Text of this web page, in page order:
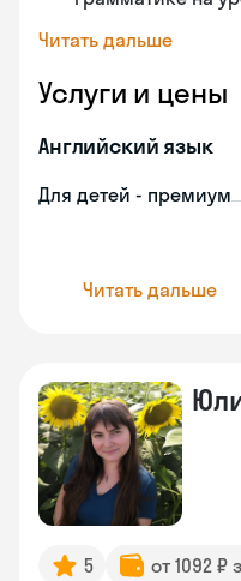
Читать дальше
Услуги и цены
Английский язык
Для детей - премиум
Читать дальше
5 от 1092 ₽